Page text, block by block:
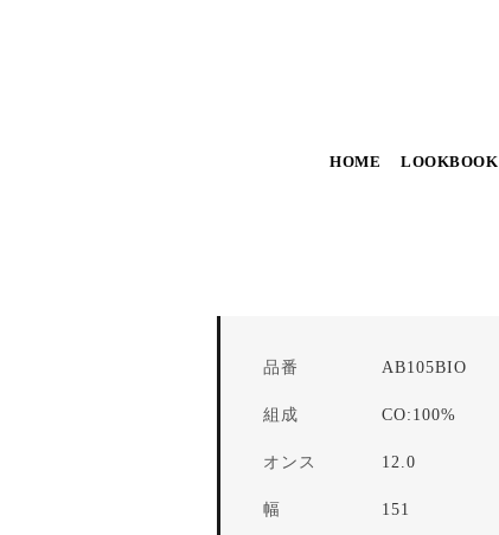
HOME LOOKBOOK
品番 AB105BIO
組成 CO:100%
オンス 12.0
幅 151